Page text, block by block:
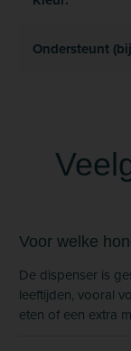
Ondersteunt
Voor welke
De dispenser is
leeftijden, vooral
eten of een extra